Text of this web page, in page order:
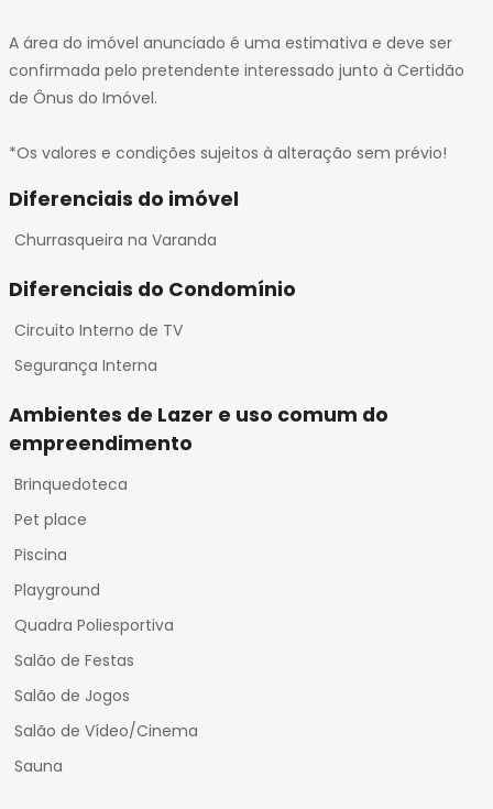
A área do imóvel anunciado é uma estimativa e deve ser
confirmada pelo pretendente interessado junto à Certidão
de Ônus do Imóvel.
*Os valores e condições sujeitos à alteração sem prévio!
Diferenciais do imóvel
Churrasqueira na Varanda
Diferenciais do Condomínio
Circuito Interno de TV
Segurança Interna
Ambientes de Lazer e uso comum do
empreendimento
Brinquedoteca
Pet place
Piscina
Playground
Quadra Poliesportiva
Salão de Festas
Salão de Jogos
Salão de Vídeo/Cinema
Sauna